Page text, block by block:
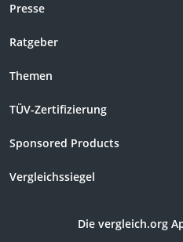
Presse
Ratgeber
Themen
TÜV-Zertifizierung
Sponsored Products
Vergleichssiegel
Die vergleich.org